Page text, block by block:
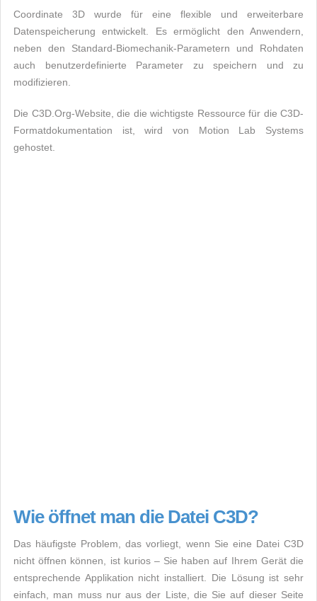
Coordinate 3D wurde für eine flexible und erweiterbare
Datenspeicherung entwickelt. Es ermöglicht den Anwendern,
neben den Standard-Biomechanik-Parametern und Rohdaten
auch benutzerdefinierte Parameter zu speichern und zu
modifizieren.
Die C3D.Org-Website, die die wichtigste Ressource für die C3D-
Formatdokumentation ist, wird von Motion Lab Systems
gehostet.
Wie öffnet man die Datei C3D?
Das häufigste Problem, das vorliegt, wenn Sie eine Datei C3D
nicht öffnen können, ist kurios – Sie haben auf Ihrem Gerät die
entsprechende Applikation nicht installiert. Die Lösung ist sehr
einfach, man muss nur aus der Liste, die Sie auf dieser Seite